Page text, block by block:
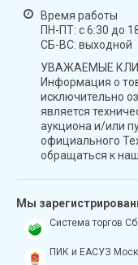
Время работы
ПН-ПТ: с 6:30 до
СБ-ВС: выходной
УВАЖАЕМЫЕ
Информация о
исключительно
является
аукциона и/или
официального
обращаться к
Мы
Система торгов
ПИК и ЕАСУЗ